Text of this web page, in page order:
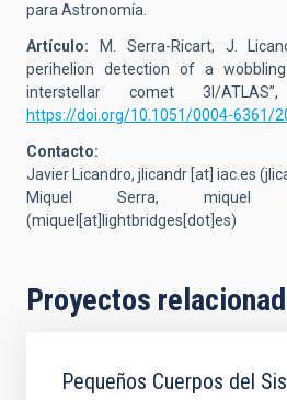
para Astronomía.
Artículo:
M. Serra-Ricart, J.
perihelion detection of a
interstellar comet 3I/ATLAS”,
https://doi.org/10.1051/0004-6361/
Contacto:
Javier Licandro, jlicandr [at] iac.es
Miquel Serra, miquel
(miquel[at]lightbridges[dot]es)
Proyectos
Pequeños Cuerpos del